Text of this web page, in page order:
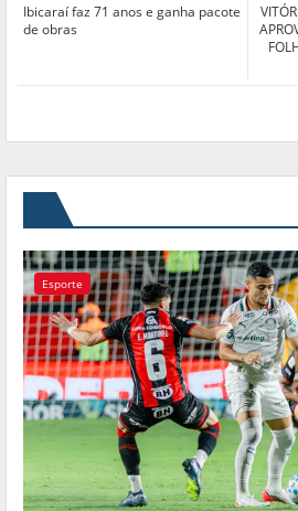
Ibicaraí faz 71 anos e ganha pacote
de obras
Esporte